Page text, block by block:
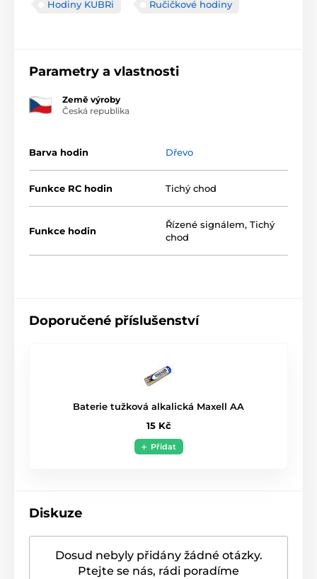
Hodiny KUBRi Ručičkové hodiny
Parametry a vlastnosti
Země výroby
Česká republika
Barva hodin Dřevo
Funkce RC hodin Tichý chod
Funkce hodin
Řízené signálem, Tichý
chod
Doporučené příslušenství
Baterie tužková alkalická Maxell AA
15 Kč
Přidat
Diskuze
Dosud nebyly přidány žádné otázky.
Ptejte se nás, rádi poradíme